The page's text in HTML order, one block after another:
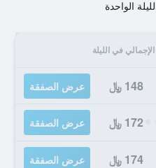
الواحدة
الإجمالي في الليلة
148 ﷼ عرض الصفقة
172 ﷼ عرض الصفقة
174 ﷼ عرض الصفقة